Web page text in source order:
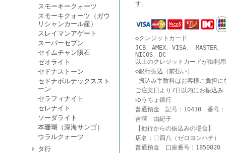
スモーキークォーツ
スモーキクォーツ（ガウ
リシャンカール産）
スレイマンアゲート
スーパーセブン
セイムチャン隕石
ゼオライト
セドナストーン
セドナボルテックススト
ーン
セラフィナイト
セレナイト
ソーダライト
本珊瑚（深海サンゴ）
ウラルクォーツ
タ行
す。
◇クレジットカード
JCB、AMEX、VISA、 MASTER
NICOS、DC
以上のクレジットカードが御利
◇銀行振込（前払い）
振込み手数料はお客様ご負担に
ご注文日より7日以内にお振込み
ゆうちょ銀行
普通預金 記号：10410 番号：
吉澤 由紀子
【他行からの振込みの場合】
店名：〇四八（ゼロヨンハチ）
普通預金 口座番号：1850020